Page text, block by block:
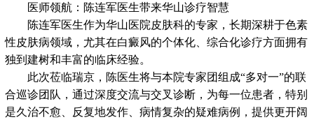
医师领航：陈连军医生带来华山诊疗智慧
陈连军医生作为华山医院皮肤科的专家，长期深耕于色素
性皮肤病领域，尤其在白癜风的个体化、综合化诊疗方面拥有
独到建树和丰富的临床经验。
此次莅临瑞京，陈医生将与本院专家团组成“多对一”的联
合巡诊团队，通过深度交流与交叉诊断，为每一位患者，特别
是久治不愈、反复地发作、病情复杂的疑难病例，提供更开阔